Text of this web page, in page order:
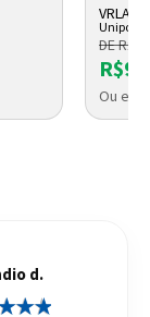
VRLA
DE R$
Ou em
d.